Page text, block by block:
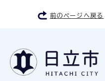
前のページへ戻る